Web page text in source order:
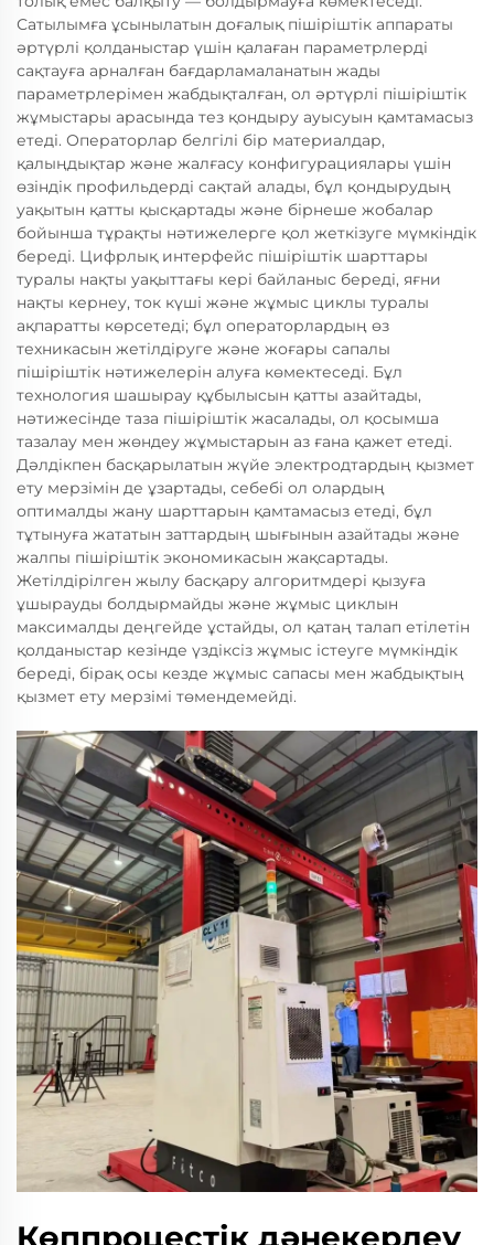
Сатылымға ұсынылатын доғалық пішіріштік аппараты
әртүрлі қолданыстар үшін қалаған параметрлерді
сақтауға арналған бағдарламаланатын жады
параметрлерімен жабдықталған, ол әртүрлі пішіріштік
жұмыстары арасында тез қондыру ауысуын қамтамасыз
етеді. Операторлар белгілі бір материалдар,
қалыңдықтар және жалғасу конфигурациялары үшін
өзіндік профильдерді сақтай алады, бұл қондырудың
уақытын қатты қысқартады және бірнеше жобалар
бойынша тұрақты нәтижелерге қол жеткізуге мүмкіндік
береді. Цифрлық интерфейс пішіріштік шарттары
туралы нақты уақыттағы кері байланыс береді, яғни
нақты кернеу, ток күші және жұмыс циклы туралы
ақпаратты көрсетеді; бұл операторлардың өз
техникасын жетілдіруге және жоғары сапалы
пішіріштік нәтижелерін алуға көмектеседі. Бұл
технология шашырау құбылысын қатты азайтады,
нәтижесінде таза пішіріштік жасалады, ол қосымша
тазалау мен жөндеу жұмыстарын аз ғана қажет етеді.
Дәлдікпен басқарылатын жүйе электродтардың қызмет
ету мерзімін де ұзартады, себебі ол олардың
оптималды жану шарттарын қамтамасыз етеді, бұл
тұтынуға жататын заттардың шығынын азайтады және
жалпы пішіріштік экономикасын жақсартады.
Жетілдірілген жылу басқару алгоритмдері қызуға
ұшырауды болдырмайды және жұмыс циклын
максималды деңгейде ұстайды, ол қатаң талап етілетін
қолданыстар кезінде үздіксіз жұмыс істеуге мүмкіндік
береді, бірақ осы кезде жұмыс сапасы мен жабдықтың
қызмет ету мерзімі төмендемейді.
Көппроцестік дәнекерлеу